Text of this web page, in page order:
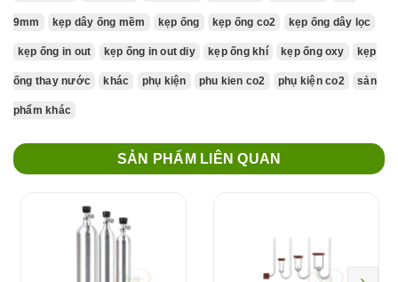
9mm kẹp dây ống mềm kẹp ống kẹp ống co2 kẹp ống dây lọc
kẹp ống in out kẹp ống in out diy kẹp ống khí kẹp ống oxy kẹp
ống thay nước khác phụ kiện phu kien co2 phụ kiện co2 sản
phẩm khác
SẢN PHẨM LIÊN QUAN